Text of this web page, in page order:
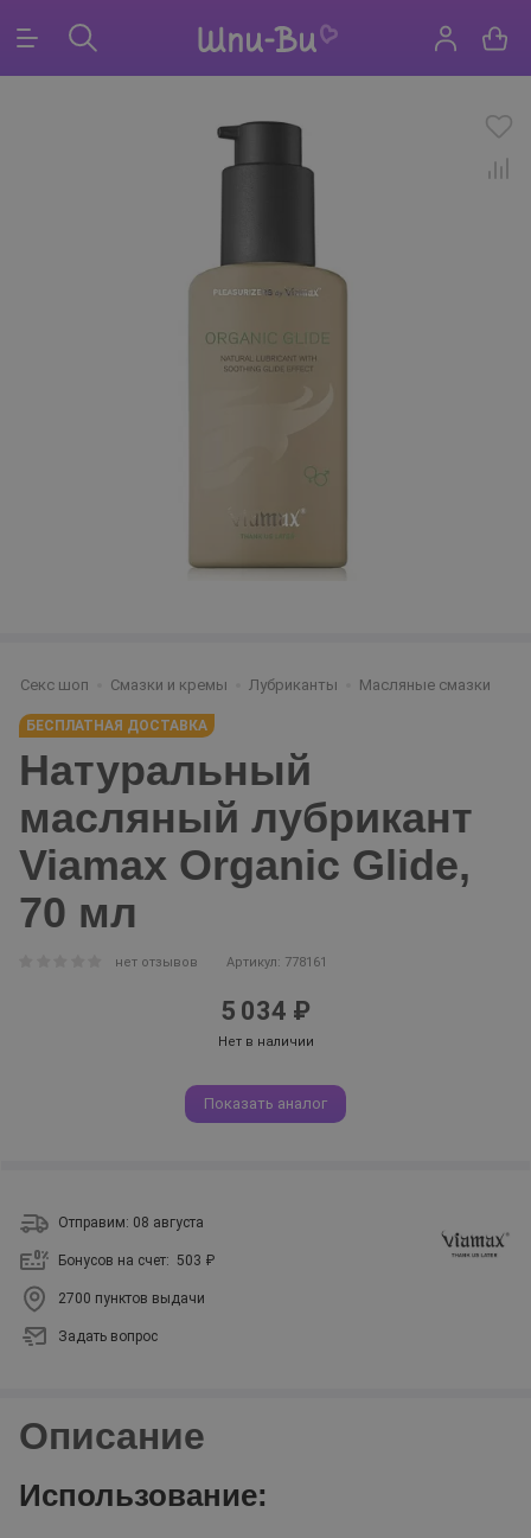
Секс шоп Смазки и кремы Лубриканты Масляные смазки
БЕСПЛАТНАЯ ДОСТАВКА
Натуральный
масляный лубрикант
Viamax Organic Glide,
70 мл
нет отзывов Артикул: 778161
5 034 ₽
Нет в наличии
Показать аналог
Отправим: 08 августа
Бонусов на счет: 503 ₽
2700 пунктов выдачи
Задать вопрос
Описание
Использование: